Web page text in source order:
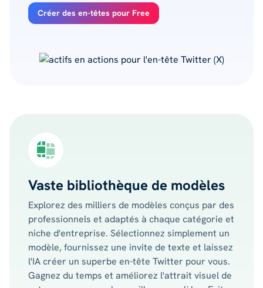
Créer des en-têtes pour Free
Vaste bibliothèque de modèles
Explorez des milliers de modèles conçus par des
professionnels et adaptés à chaque catégorie et
niche d'entreprise. Sélectionnez simplement un
modèle, fournissez une invite de texte et laissez
l'IA créer un superbe en-tête Twitter pour vous.
Gagnez du temps et améliorez l'attrait visuel de